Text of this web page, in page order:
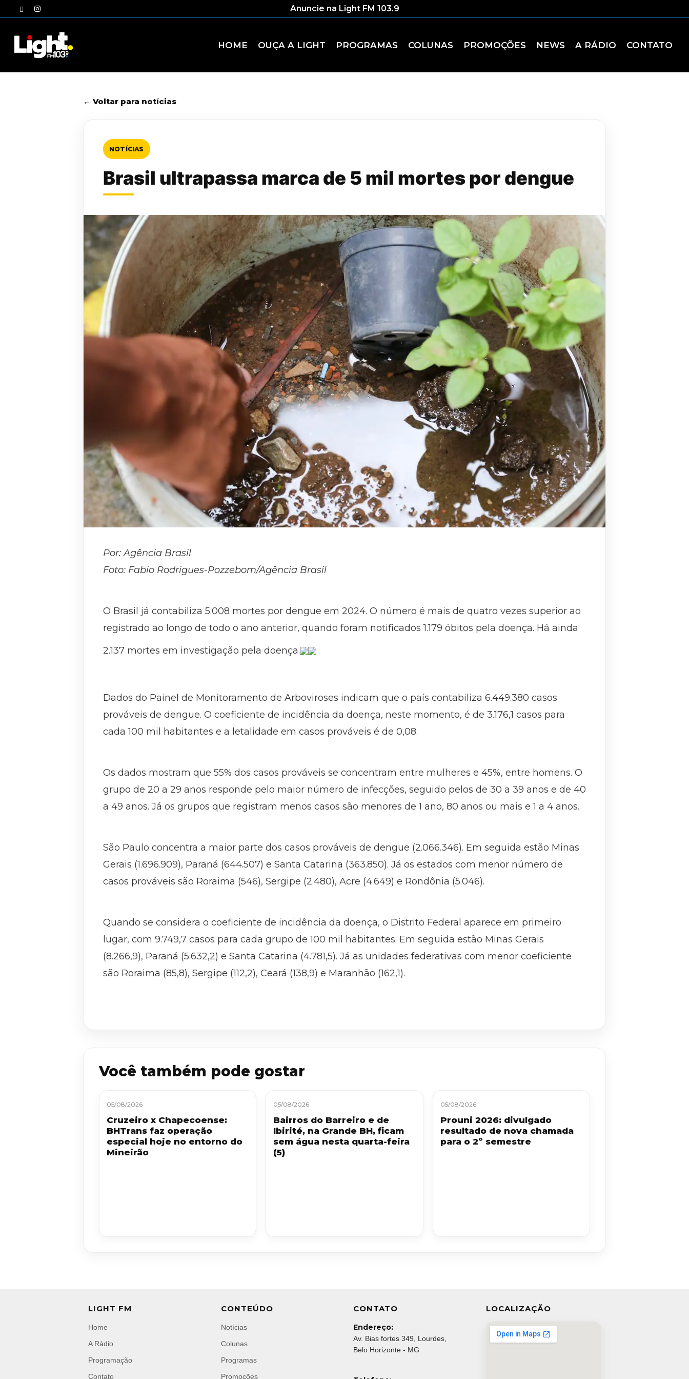
to
twitterinstagram Anuncie na Light FM 103.9
HOME OUÇA A LIGHT PROGRAMAS COLUNAS PROMOÇÕES NEWS A RÁDIO CONTATO
← Voltar para notícias
NOTÍCIAS
Brasil ultrapassa marca de 5 mil mortes por dengue
Por: Agência Brasil
Foto: Fabio Rodrigues-Pozzebom/Agência Brasil
O Brasil já contabiliza 5.008 mortes por dengue em 2024. O número é mais de quatro vezes superior ao
registrado ao longo de todo o ano anterior, quando foram notificados 1.179 óbitos pela doença. Há ainda
2.137 mortes em investigação pela doença.
Dados do Painel de Monitoramento de Arboviroses indicam que o país contabiliza 6.449.380 casos
prováveis de dengue. O coeficiente de incidência da doença, neste momento, é de 3.176,1 casos para
cada 100 mil habitantes e a letalidade em casos prováveis é de 0,08.
Os dados mostram que 55% dos casos prováveis se concentram entre mulheres e 45%, entre homens. O
grupo de 20 a 29 anos responde pelo maior número de infecções, seguido pelos de 30 a 39 anos e de 40
a 49 anos. Já os grupos que registram menos casos são menores de 1 ano, 80 anos ou mais e 1 a 4 anos.
São Paulo concentra a maior parte dos casos prováveis de dengue (2.066.346). Em seguida estão Minas
Gerais (1.696.909), Paraná (644.507) e Santa Catarina (363.850). Já os estados com menor número de
casos prováveis são Roraima (546), Sergipe (2.480), Acre (4.649) e Rondônia (5.046).
Quando se considera o coeficiente de incidência da doença, o Distrito Federal aparece em primeiro
lugar, com 9.749,7 casos para cada grupo de 100 mil habitantes. Em seguida estão Minas Gerais
(8.266,9), Paraná (5.632,2) e Santa Catarina (4.781,5). Já as unidades federativas com menor coeficiente
são Roraima (85,8), Sergipe (112,2), Ceará (138,9) e Maranhão (162,1).
Você também pode gostar
05/08/2026
Cruzeiro x Chapecoense:
BHTrans faz operação
especial hoje no entorno do
Mineirão
05/08/2026
Bairros do Barreiro e de
Ibirité, na Grande BH, ficam
sem água nesta quarta-feira
(5)
05/08/2026
Prouni 2026: divulgado
resultado de nova chamada
para o 2º semestre
LIGHT FM
Home
A Rádio
Programação
Contato
CONTEÚDO
Notícias
Colunas
Programas
Promoções
CONTATO
Endereço:
Av. Bias fortes 349, Lourdes,
Belo Horizonte - MG
LOCALIZAÇÃO